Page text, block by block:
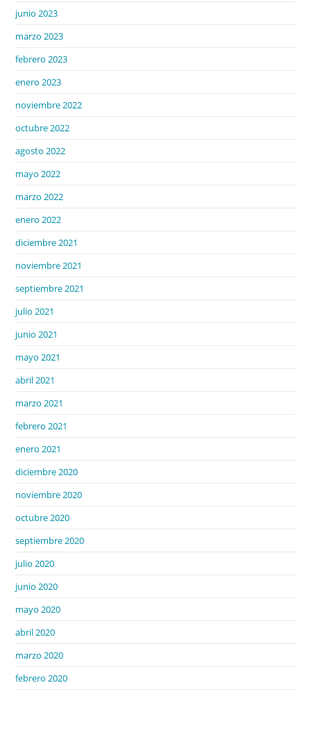
junio 2023
marzo 2023
febrero 2023
enero 2023
noviembre 2022
octubre 2022
agosto 2022
mayo 2022
marzo 2022
enero 2022
diciembre 2021
noviembre 2021
septiembre 2021
julio 2021
junio 2021
mayo 2021
abril 2021
marzo 2021
febrero 2021
enero 2021
diciembre 2020
noviembre 2020
octubre 2020
septiembre 2020
julio 2020
junio 2020
mayo 2020
abril 2020
marzo 2020
febrero 2020